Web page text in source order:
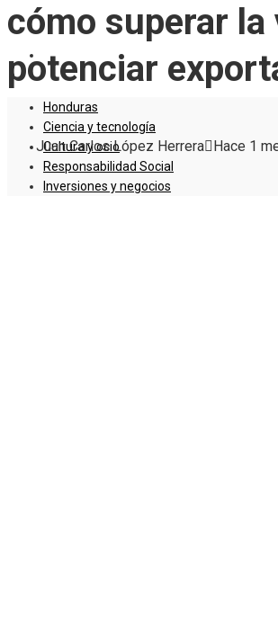
INVERSIONES Y NEGOCIOS
Honduras
Ciencia y tecnología
Cultura y ocio
Responsabilidad Social
Inversiones y negocios
cómo superar
potenciar
Juan Carlos López Herrera Hace 1